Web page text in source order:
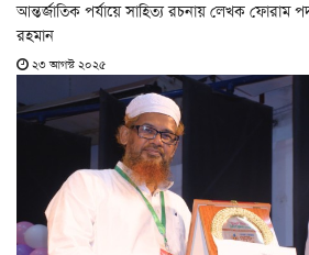
আন্তর্জাতিক পর্যায়ে সাহিত্য রচনায় লেখক
রহমান
২৩ আগস্ট ২০২৫